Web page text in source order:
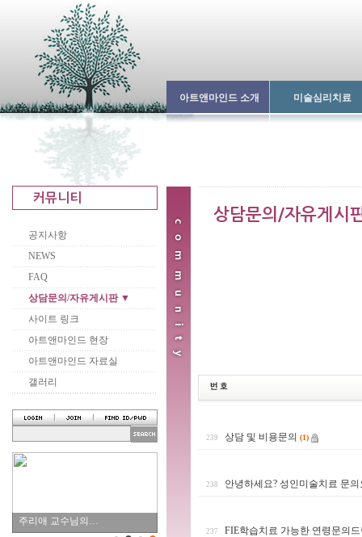
아트앤마인드 소개 미술심리치료
공지사항
NEWS
FAQ
상담문의/자유게시판 ▼
사이트 링크
아트앤마인드 현장
아트앤마인드 자료실
갤러리
주리애 교수님의…
239 상담 및 비용문의 (1)
238 안녕하세요? 성인미술치료 문의
237 FIE학습치료 가능한 연령문의